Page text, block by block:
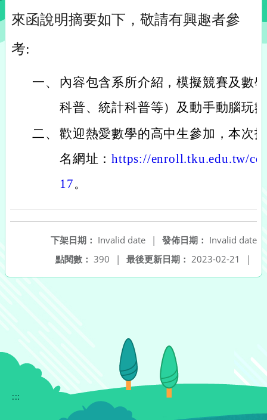
來函說明摘要如下，敬請有興趣者參
考:
一、
內容包含系所介紹，模擬競賽及數
科普、統計科普等）及動手動腦玩
二、 歡迎熱愛數學的高中生參加，本次
名網址：https://enroll.tku.edu.tw/
17。
發佈日期： Invalid date
下架日期： Invalid date
|
最後更新日期： 2023-02-21 |
點閱數： 390 |
:::